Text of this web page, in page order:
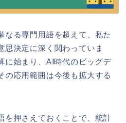
なる専門用語を超えて、私た
思決定に深く関わっていま
に始まり、AI時代のビッグデ
の応用範囲は今後も拡大する
を押さえておくことで、統計